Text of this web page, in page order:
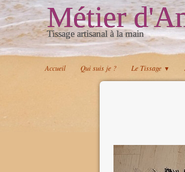
Métier
Tissage artisanal à la main
Accueil Qui suis je ? Le Tissage ▼